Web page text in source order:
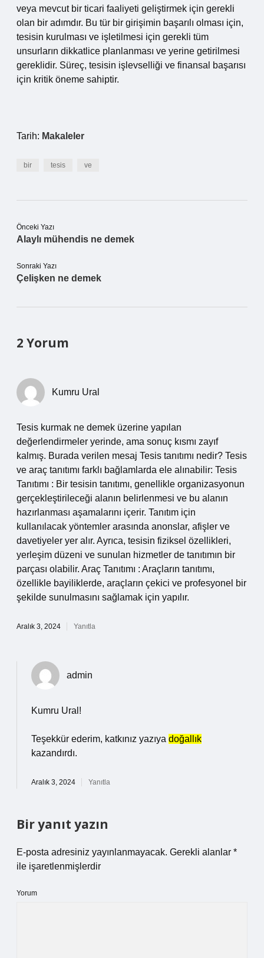
veya mevcut bir ticari faaliyeti geliştirmek için gerekli
olan bir adımdır. Bu tür bir girişimin başarılı olması için,
tesisin kurulması ve işletilmesi için gerekli tüm
unsurların dikkatlice planlanması ve yerine getirilmesi
gereklidir. Süreç, tesisin işlevselliği ve finansal başarısı
için kritik öneme sahiptir.
Tarih: Makaleler
bir tesis ve
Önceki Yazı
Alaylı mühendis ne demek
Sonraki Yazı
Çelişken ne demek
2 Yorum
Kumru Ural
Tesis kurmak ne demek üzerine yapılan
değerlendirmeler yerinde, ama sonuç kısmı zayıf
kalmış. Burada verilen mesaj Tesis tanıtımı nedir? Tesis
ve araç tanıtımı farklı bağlamlarda ele alınabilir: Tesis
Tanıtımı : Bir tesisin tanıtımı, genellikle organizasyonun
gerçekleştirileceği alanın belirlenmesi ve bu alanın
hazırlanması aşamalarını içerir. Tanıtım için
kullanılacak yöntemler arasında anonslar, afişler ve
davetiyeler yer alır. Ayrıca, tesisin fiziksel özellikleri,
yerleşim düzeni ve sunulan hizmetler de tanıtımın bir
parçası olabilir. Araç Tanıtımı : Araçların tanıtımı,
özellikle bayiliklerde, araçların çekici ve profesyonel bir
şekilde sunulmasını sağlamak için yapılır.
Aralık 3, 2024 Yanıtla
admin
Kumru Ural!
Teşekkür ederim, katkınız yazıya doğallık
kazandırdı.
Aralık 3, 2024 Yanıtla
Bir yanıt yazın
E-posta adresiniz yayınlanmayacak. Gerekli alanlar *
ile işaretlenmişlerdir
Yorum